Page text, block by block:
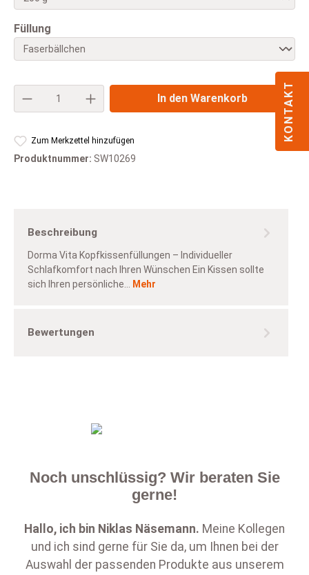
Füllung
Produkt Anzahl: Gib den gewünschten
In den Warenkorb
Zum Merkzettel hinzufügen
Produktnummer: SW10269
Beschreibung
Dorma Vita Kopfkissenfüllungen – Individueller
Schlafkomfort nach Ihren Wünschen Ein Kissen sollte
sich Ihren persönliche…
Mehr
Bewertungen
Noch unschlüssig? Wir beraten Sie
gerne!
Hallo, ich bin Niklas Näsemann. Meine Kollegen
und ich sind gerne für Sie da, um Ihnen bei der
Auswahl der passenden Produkte aus unserem
KONTAKT